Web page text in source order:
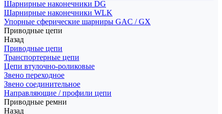
Шарнирные наконечники DG
Шарнирные наконечники WLK
Упорные сферические шарниры GAC / GX
Приводные цепи
Назад
Приводные цепи
Транспортерные цепи
Цепи втулочно-роликовые
Звено переходное
Звено соединительное
Направляющие / профили цепи
Приводные ремни
Назад